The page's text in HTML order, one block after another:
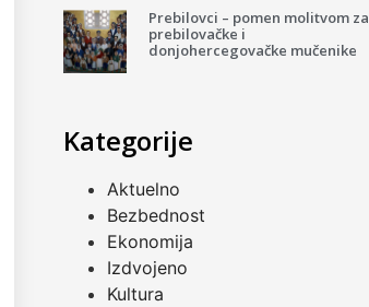
Prebilovci – pomen molitvom za
prebilovačke i
donjohercegovačke mučenike
Kategorije
Aktuelno
Bezbednost
Ekonomija
Izdvojeno
Kultura